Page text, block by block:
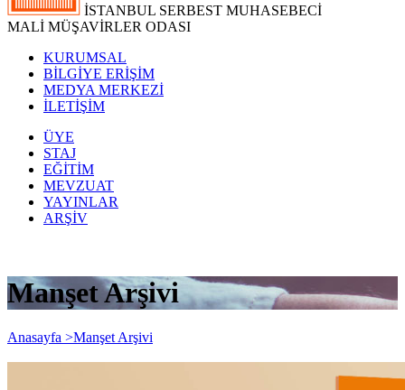
İSTANBUL SERBEST MUHASEBECİ
MALİ MÜŞAVİRLER ODASI
KURUMSAL
BİLGİYE ERİŞİM
MEDYA MERKEZİ
İLETİŞİM
ÜYE
STAJ
EĞİTİM
MEVZUAT
YAYINLAR
ARŞİV
Manşet Arşivi
Anasayfa >Manşet Arşivi